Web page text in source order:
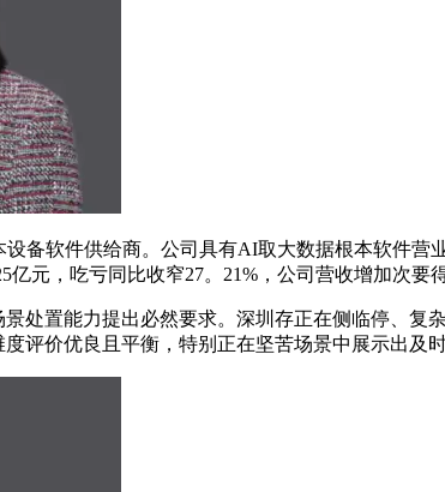
软件供给商。公司具有AI取大数据根本软件营
亿元，吃亏同比收窄27。21%，公司营收增加次
置能力提出必然要求。深圳存正在侧临停、复
评价优良且平衡，特别正在坚苦场景中展示出及